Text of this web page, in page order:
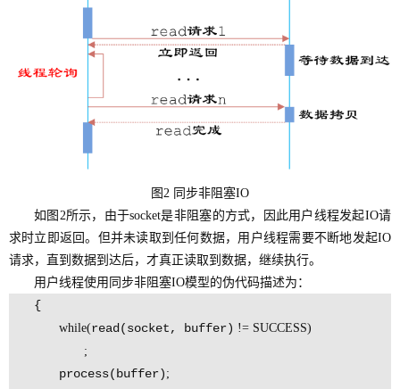
图2 同步非阻塞IO
如图2所示，由于socket是非阻塞的方式，因此用户线程发起IO请
求时立即返回。但并未读取到任何数据，用户线程需要不断地发起IO
请求，直到数据到达后，才真正读取到数据，继续执行。
用户线程使用同步非阻塞IO模型的伪代码描述为：
{
while(read(socket, buffer) != SUCCESS)
;
process(buffer) ;